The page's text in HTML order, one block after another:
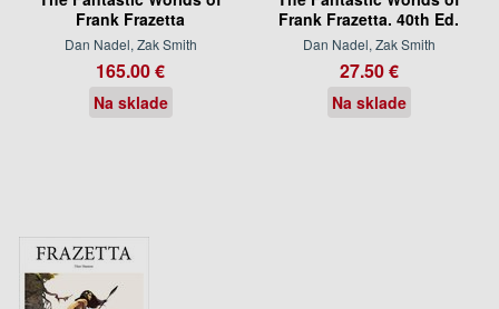
Frank Frazetta
Dan Nadel, Zak Smith
165.00 €
Na sklade
Frank Frazetta. 40th Ed.
Dan Nadel, Zak Smith
27.50 €
Na sklade